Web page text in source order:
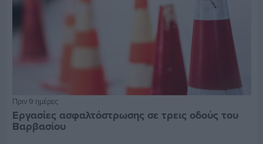
Πριν 9 ημέρες
Εργασίες ασφαλτόστρωσης σε τρεις οδούς του
Βαρβασίου